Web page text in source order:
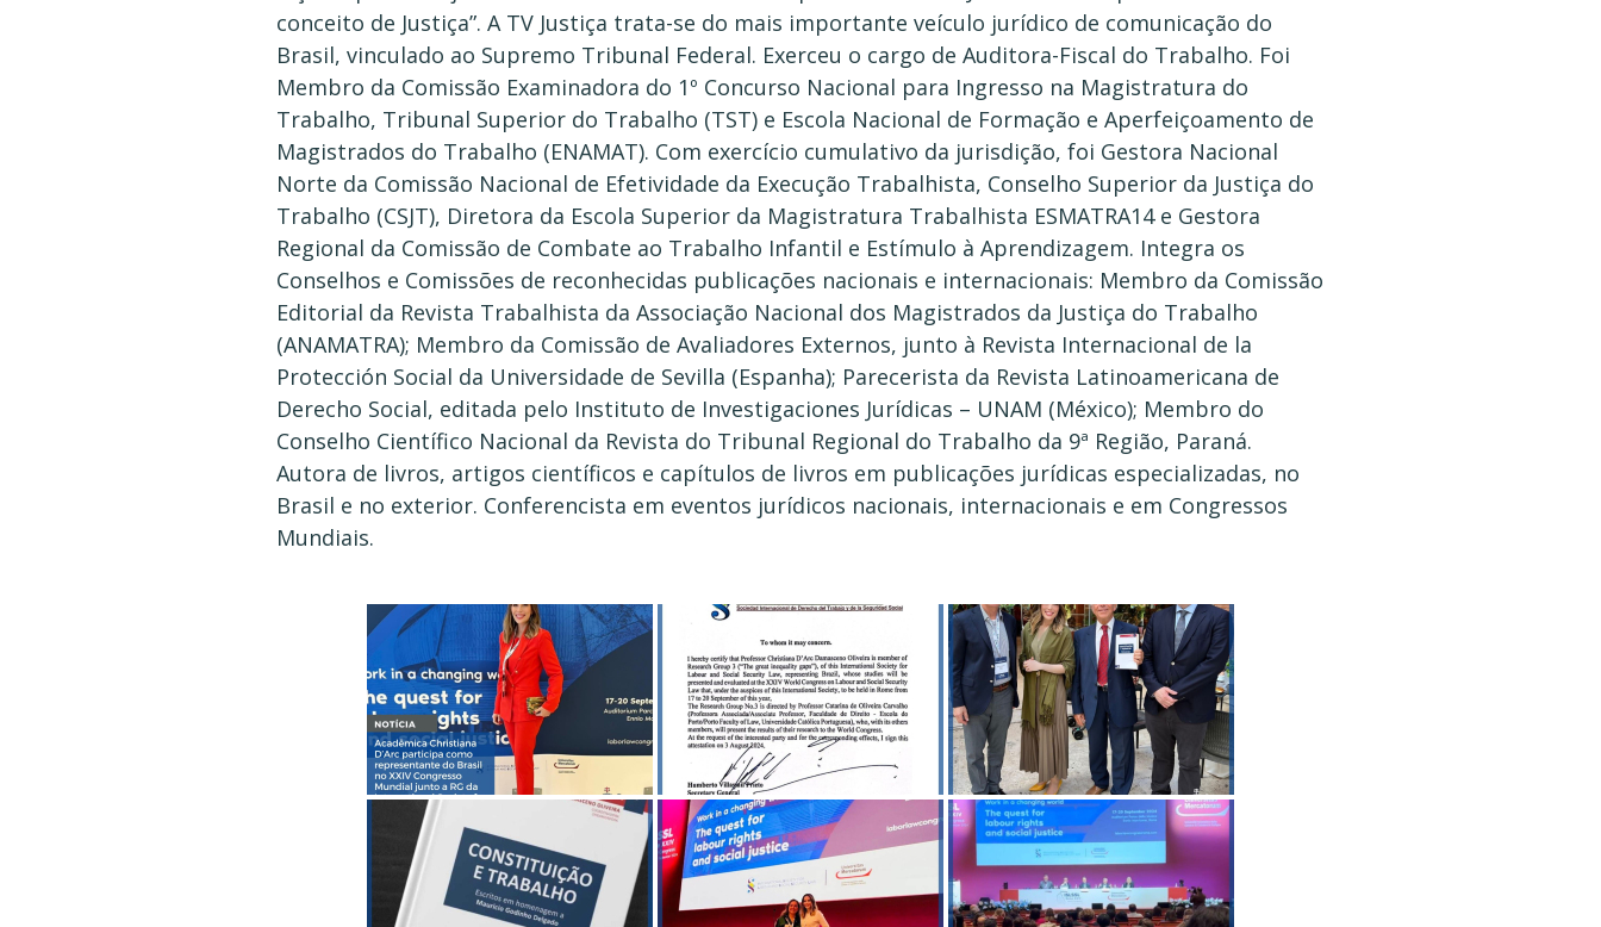
conceito de Justiça”. A TV Justiça trata-se do mais importante veículo jurídico de comunicação do
Brasil, vinculado ao Supremo Tribunal Federal. Exerceu o cargo de Auditora-Fiscal do Trabalho. Foi
Membro da Comissão Examinadora do 1º Concurso Nacional para Ingresso na Magistratura do
Trabalho, Tribunal Superior do Trabalho (TST) e Escola Nacional de Formação e Aperfeiçoamento de
Magistrados do Trabalho (ENAMAT). Com exercício cumulativo da jurisdição, foi Gestora Nacional
Norte da Comissão Nacional de Efetividade da Execução Trabalhista, Conselho Superior da Justiça do
Trabalho (CSJT), Diretora da Escola Superior da Magistratura Trabalhista ESMATRA14 e Gestora
Regional da Comissão de Combate ao Trabalho Infantil e Estímulo à Aprendizagem. Integra os
Conselhos e Comissões de reconhecidas publicações nacionais e internacionais: Membro da Comissão
Editorial da Revista Trabalhista da Associação Nacional dos Magistrados da Justiça do Trabalho
(ANAMATRA); Membro da Comissão de Avaliadores Externos, junto à Revista Internacional de la
Protección Social da Universidade de Sevilla (Espanha); Parecerista da Revista Latinoamericana de
Derecho Social, editada pelo Instituto de Investigaciones Jurídicas – UNAM (México); Membro do
Conselho Científico Nacional da Revista do Tribunal Regional do Trabalho da 9ª Região, Paraná.
Autora de livros, artigos científicos e capítulos de livros em publicações jurídicas especializadas, no
Brasil e no exterior. Conferencista em eventos jurídicos nacionais, internacionais e em Congressos
Mundiais.